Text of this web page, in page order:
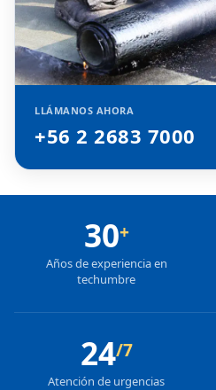
LLÁMANOS AHORA
+56 2 2683 7000
30+
Años de experiencia en
techumbre
24/7
Atención de urgencias